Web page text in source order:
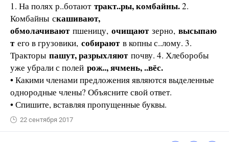
1. На полях р..ботают тракт..ры, комбайны.2.
Комбайны скашивают,
обмолачивают пшеницу, очищаютзерно, высыпаю
тего в грузовики, собираютв копны с..лому. 3.
Тракторы пашут, разрыхляютпочву. 4. Хлеборобы
уже убрали с полей рож.., ячмень, ..вёс.
• Какими членами предложения являются выделенные
однородные члены? Объясните свой ответ.
• Спишите, вставляя пропущенные буквы.
22 сентября 2017